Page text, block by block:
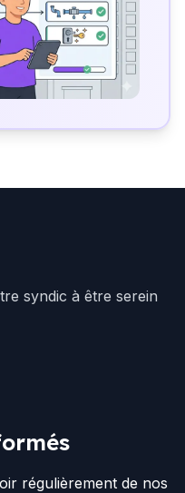
syndic à être serein
régulièrement de nos